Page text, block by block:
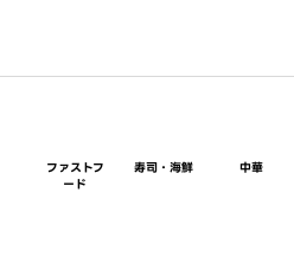
ファストフ
ード
寿司・海鮮 中華